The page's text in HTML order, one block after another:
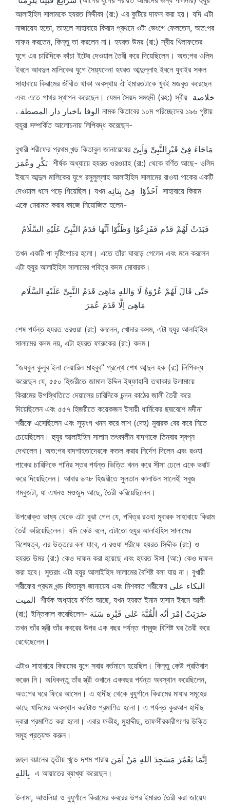
আলাইহিস সালামকে হযরত সিদ্দীকা (রা:) এর কুটিরে দাফন করা হয়। যদি এটা
নাজায়েয হতো, তাহলে সাহাবায়ে কিরাম প্রথমে ওটা ভেংগে ফেলতেন, অত:পর
দাফন করতেন, কিন্তু তা করলেন না। হযরত উমর (রা:) স্বীয় খিলাফতের
যুগে এর চারিদিকে কাঁচা ইটের দেওয়াল তৈরী করে দিয়েছিলেন। অত:পর ওলিদ
ইবনে আবদুল মালিকের যুগে সৈয়্যদেনা হযরত আব্দুল্লাহ ইবনে যুবাইর সকল
সাহাবায়ে কিরামের জীবীত থাকা অবস্থায় ঐ ইমারতটাকে খুবই মজবুত করেছেন
এবং এতে পাথর স্থাপন করেছেন। যেমন সৈয়দ সমহুদী (রহ:) স্বীয় خلاصة
الوفا باخبار دار المصطفے নামক কিতাবের ১০ম পরিচ্ছেদের ১৯৬ পৃষ্টায়
হুযুরা সম্পর্কিত আলোচনায় লিপিবদ্ধ করেছেন-
বুখারী শরীফের প্রথম খন্ড কিতাবুল জানায়েযের مَاجَاءَ فِىْ قَبْرِالنَّبِىِّ وَاَبِىْ
بَكْرِ وعُمَرَ শীর্ষক অধ্যায়ে হযরত ওরওয়াহ (রা:) থেকে বর্ণিত আছে- ওলিদ
ইবনে আব্দুল মালিকের যুগে রসুলুল্লাহ আলাইহিস সালামের রাওযা পাকের একটি
দেওয়াল ধসে পড়ে গিয়েছিল। যখন اَخَذُوْا فِىْ بِنَائِه সাহাবায়ে কিরাম
একে মেরামত করার কাজে নিয়োজিত হলেন-
فَبَدَتْ لَهُمْ قَدْم فَفَزِعُوْا وَظَنُّوْا اَنَّهَا قَدَمُ النَّبِىِّ عَلَيْهِ السَّلَامُ
তখন একটি পা দৃষ্টিগোচর হলো। এতে তাঁরা ঘাবড়ে গেলেন এবং মনে করলেন
এটা হুযুর আলাইহিস সালামের পবিত্র কদম মোবারক।
حَتّى قَالَ لَهُمْ عُرْوَةُ لَا وَاللهِ مَاهِىَ قَدَمُ النَّبِىِّ عَلَيْهِ السَّلَام
مَاهِىَ اِلَّا قَدَمَ عُمَرَ
শেষ পর্যন্ত হযরত ওরওয়া (রা:) বললেন, খোদার কসম, এটা হুযুর আলাইহিস
সালামের কদম নয়, এটা হযরত ফারুকের (রা:) কদম।
“জযবুল কুলুব ইলা দেয়ারিল মাহবুব” গ্রন্থে শেখ আব্দুল হক (র:) লিপিবদ্ধ
করেছেন যে, ৫৫০ হিজরীতে জামাল উদ্দিন ইষ্ফাহানী তথাকার উলামায়ে
কিরামের উপস্থিতিতে দেয়ালের চারিদিকে চন্দন কাঠের জালী তৈরী করে
দিয়েছিলেন এবং ৫৫৭ হিজরীতে কয়েকজন ইসায়ী ধার্মিকের ছদ্মবেশে মদীনা
শরীফে এসেছিলেন এবং সুড়ংগ খনন করে লাশ (দেহ) মুবারক বের করে নিতে
চেয়েছিলেন। হুযুর আলাইহিস সালাম তৎকালীন বাদশাকে তিনবার স্বপ্ন
দেখালেন। অত:পর বাদশাহতাদেরকে কতল করার নির্দেশ দিলেন এবং রওযা
পাকের চারিদিকে পানির স্তর পর্যন্ত ভিত্তি খনন করে সীসা ঢেলে একে ভরাট
করে দিয়েছিলেন। আবার ৬৭৮ হিজরীতে সুলতান কালাউন সালেহী সবুজ
গম্বুজটা, যা এখনও মওজুদ আছে, তৈরী করিয়েছিলেন।
উপরোক্ত ভাষ্য থেকে এটা বুঝা গেল যে, পবিত্র রওযা মুবারক সাহাবায়ে কিরাম
তৈরী করিয়েছিলেন। যদি কেউ বলে, এটাতো হুযুর আলাইহিস সালামের
বিশেষত্ব, এর উত্তরে বলা যাবে, এ রওযা শরীফে হযরত সিদ্দীক (রা:) ও
হযরত উমর (রা:) কেও দাফন করা হয়েছে এবং হযরত ঈসা (আ:) কেও দাফন
করা হবে। সুতরাং এটা হযুর আলাইহিস সালামের বৈশিষ্ট বলা যায় না। বুখারী
শরীফের প্রথম খন্ড কিতাবুল জানায়েয এবং মিশকাত শরীফের البكاء على
الميت শীর্ষক অধ্যায়ে বর্ণিত আছে, যখন হযরত ইমাম হাসান ইবনে আলী
(রা:) ইন্তিকাল করেছিলেন- ضَرَبَتْ اِمْرَ أتُه الْقُبَّةَ عَلى قَبْرِه سَنَة
তখন তাঁর স্ত্রী তাঁর কবরের উপর এক বছর পর্যন্ত গম্বুজ বিশিষ্ট ঘর তৈরী করে
রেখেছেলেন।
এটাও সাহাবায়ে কিরামের যুগে সবার বর্তমানে হয়েছিল। কিন্তু কেউ প্রতিবাদ
করেন নি। অধিকন্তু তাঁর স্ত্রী ওখানে একবছর পর্যন্ত অবস্থান করেছিলেন,
অত:পর ঘরে ফিরে আসেন। এ হাদীছ থেকে বুযুর্গানে কিরামের মাযার সমূহের
কাছে খাদিমের অবস্থান করাটাও প্রমাণিত হলো। এ পর্যন্ত কুরআন হাদীছ
দ্বারা প্রমাণিত করা হলো। এবার ফকীহ, মুহাদ্দীছ, তাফসীরকারীগণের উক্তি
সমূহ প্রত্যক্ষ করুন।
রূহুল বয়ানের তৃতীয় খন্ডে দশম পারায় اِنَّمَا يَعْمُرَ مَسَجِدَ اللهِ مَنْ اَمَنَ
بِاللهِ এ আয়াতের ব্যাখ্যা করেছেন।
উলামা, আওলিয়া ও বুযুর্গানে কিরামের কবরের উপর ইমারত তৈরী করা জায়েয